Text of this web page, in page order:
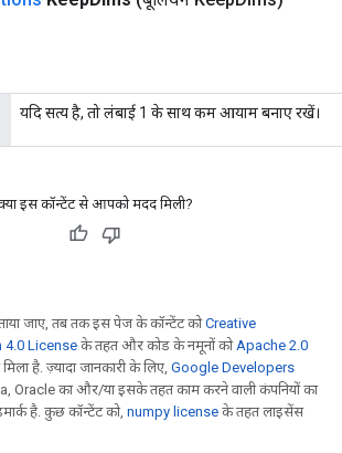
यदि सत्य है, तो लंबाई 1 के साथ कम आयाम बनाए रखें।
इस कॉन्टेंट से आपको मदद मिली?
जाए, तब तक इस पेज के कॉन्टेंट कोCreative
License के तहत और कोड के नमूनों कोApache 2.0
है. ज़्यादा जानकारी के लिए, Google Developers
Oracle का और/या इसके तहत काम करने वाली कंपनियों का
है. कुछ कॉन्टेंट को, numpy license के तहत लाइसेंस